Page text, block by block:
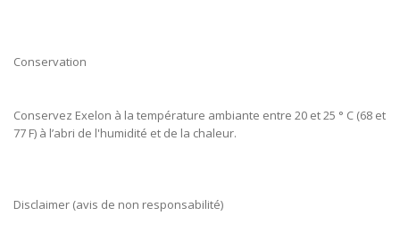
Conservation
Conservez Exelon à la température ambiante entre 20 et 25 ° C (68 et
77 F) à l’abri de l'humidité et de la chaleur.
Disclaimer (avis de non responsabilité)